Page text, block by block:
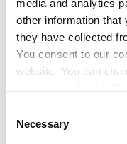
media and analytics
other information that
they have collected
You consent to our
website. You can
Selection
Necessary
Åke Lernmark
och på ett tidigt